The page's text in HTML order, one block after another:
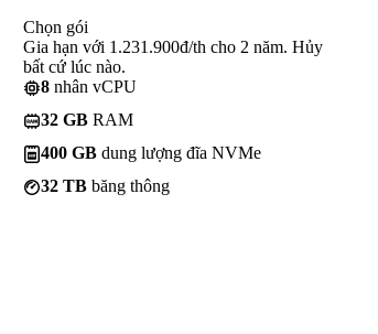
Chọn gói
Gia hạn với 1.231.900đ/th cho 2 năm. Hủy
bất cứ lúc nào.
8 nhân vCPU
32 GB RAM
400 GB dung lượng đĩa NVMe
32 TB băng thông